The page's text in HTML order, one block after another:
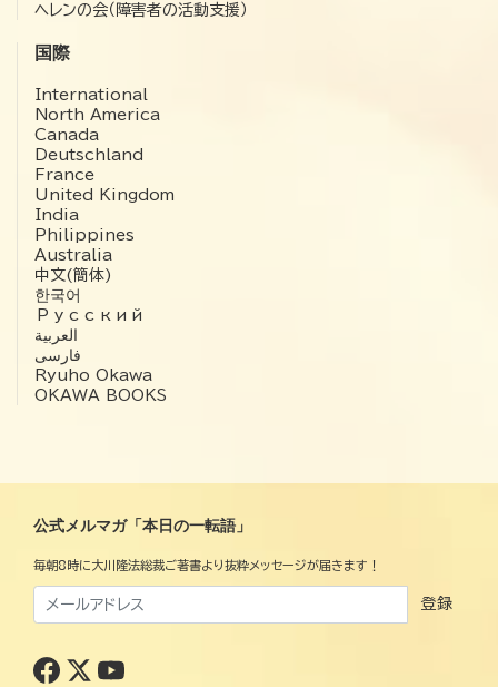
ヘレンの会（障害者の活動支援）
国際
International
North America
Canada
Deutschland
France
United Kingdom
India
Philippines
Australia
中文(簡体)
한국어
Русский
العربية‏
فارسی
Ryuho Okawa
OKAWA BOOKS
公式メルマガ「本日の一転語」
毎朝8時に大川隆法総裁ご著書より抜粋メッセージが届きます！
登録